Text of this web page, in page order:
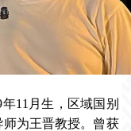
11月生，区域国别
师为王晋教授。曾获